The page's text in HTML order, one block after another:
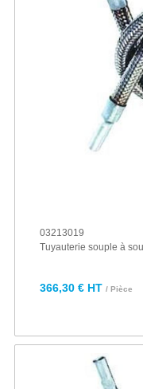
03213019
Tuyauterie souple à
366,30 € HT / Pièce